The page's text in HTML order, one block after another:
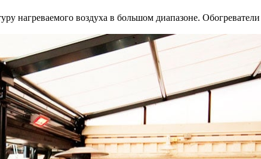
нагреваемого воздуха в большом диапазоне.